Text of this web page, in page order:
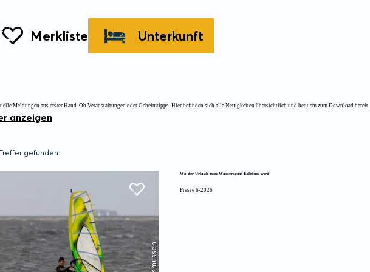
Merkliste Unterkunft
Meldungen aus erster Hand. Ob Veranstaltungen oder Geheimtipps. Hier befinden sich alle Neuigkeiten übersichtlich und bequem zum Download bereit.
anzeigen
gefunden:
Wo der Urlaub zum Wassersport-Erlebnis wird
Presse 6-2026